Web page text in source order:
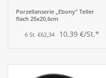
Porzellanserie „Ebony" Teller
flach 25x20,6cm
6 St. €62,34 10,39 €/St.*